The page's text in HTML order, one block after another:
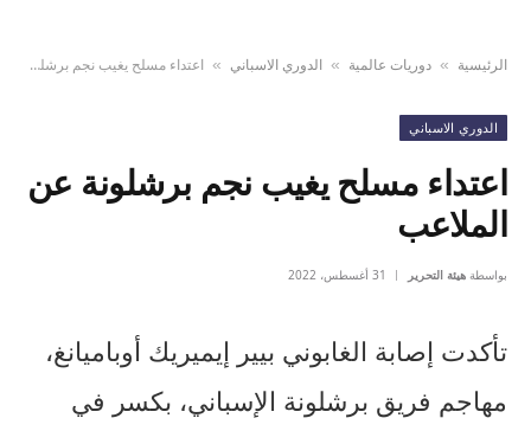
الرئيسية » دوريات عالمية » الدوري الاسباني » اعتداء مسلح يغيب نجم برشلونة عن الملاعب
الدوري الاسباني
اعتداء مسلح يغيب نجم برشلونة عن
الملاعب
بواسطة هيئة التحرير 31 أغسطس، 2022
تأكدت إصابة الغابوني بيير إيميريك أوباميانغ،
مهاجم فريق برشلونة الإسباني، بكسر في